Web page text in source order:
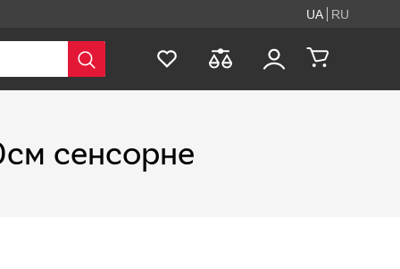
UA RU
сенсорне